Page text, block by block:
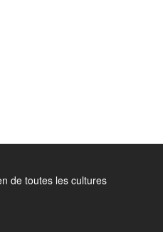
de toutes les cultures